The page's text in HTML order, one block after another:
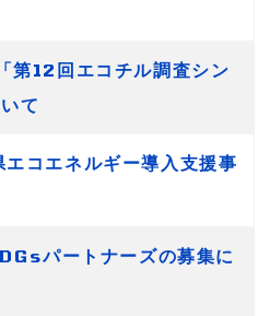
第12回エコチル調査シン
て
コエネルギー導入支援事
パートナーズの募集に